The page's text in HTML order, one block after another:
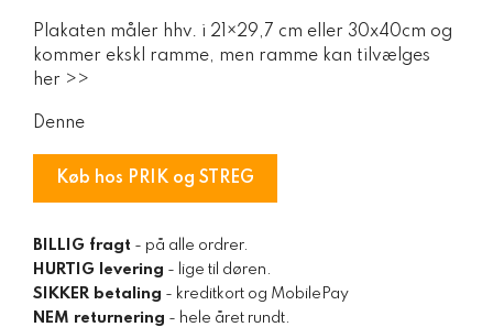
Plakaten måler hhv. i 21×29,7 cm eller 30x40cm og
kommer ekskl ramme, men ramme kan tilvælges
her >>
Denne
Køb hos PRIK og STREG
BILLIG fragt - på alle ordrer.
HURTIG levering - lige til døren.
SIKKER betaling - kreditkort og MobilePay
NEM returnering - hele året rundt.